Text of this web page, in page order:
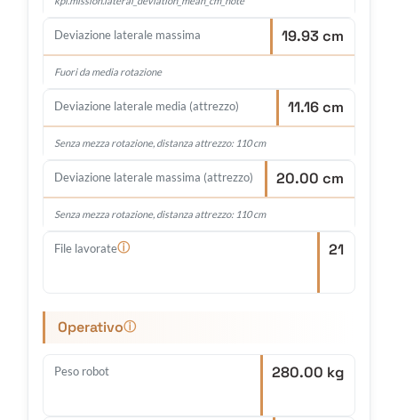
Deviazione laterale massima 19.93 cm
Fuori da media rotazione
Deviazione laterale media (attrezzo) 11.16 cm
Senza mezza rotazione, distanza attrezzo: 110 cm
Deviazione laterale massima (attrezzo) 20.00 cm
Senza mezza rotazione, distanza attrezzo: 110 cm
File lavorateⓘ 21
Operativoⓘ
Peso robot 280.00 kg